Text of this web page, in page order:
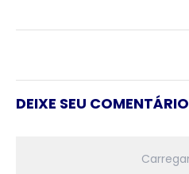
DEIXE SEU COMENTÁRIO